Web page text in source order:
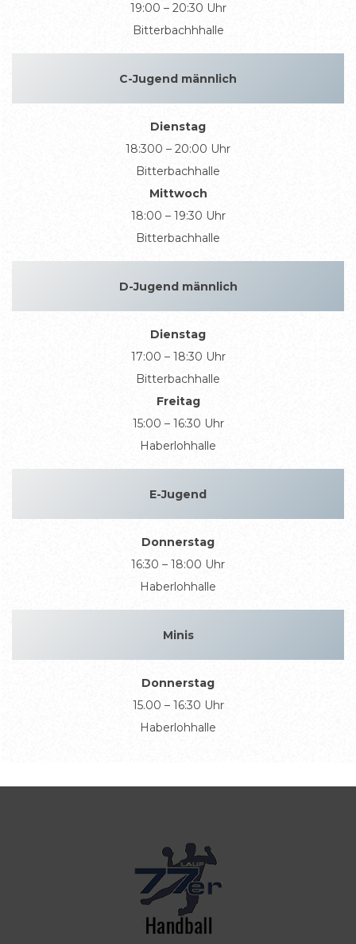
19:00 – 20:30 Uhr
Bitterbachhhalle
C-Jugend männlich
Dienstag
18:300 – 20:00 Uhr
Bitterbachhalle
Mittwoch
18:00 – 19:30 Uhr
Bitterbachhalle
D-Jugend männlich
Dienstag
17:00 – 18:30 Uhr
Bitterbachhalle
Freitag
15:00 – 16:30 Uhr
Haberlohhalle
E-Jugend
Donnerstag
16:30 – 18:00 Uhr
Haberlohhalle
Minis
Donnerstag
15.00 – 16:30 Uhr
Haberlohhalle